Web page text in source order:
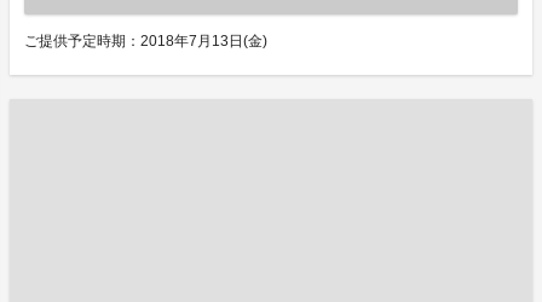
ご提供予定時期：2018年7月13日(金)